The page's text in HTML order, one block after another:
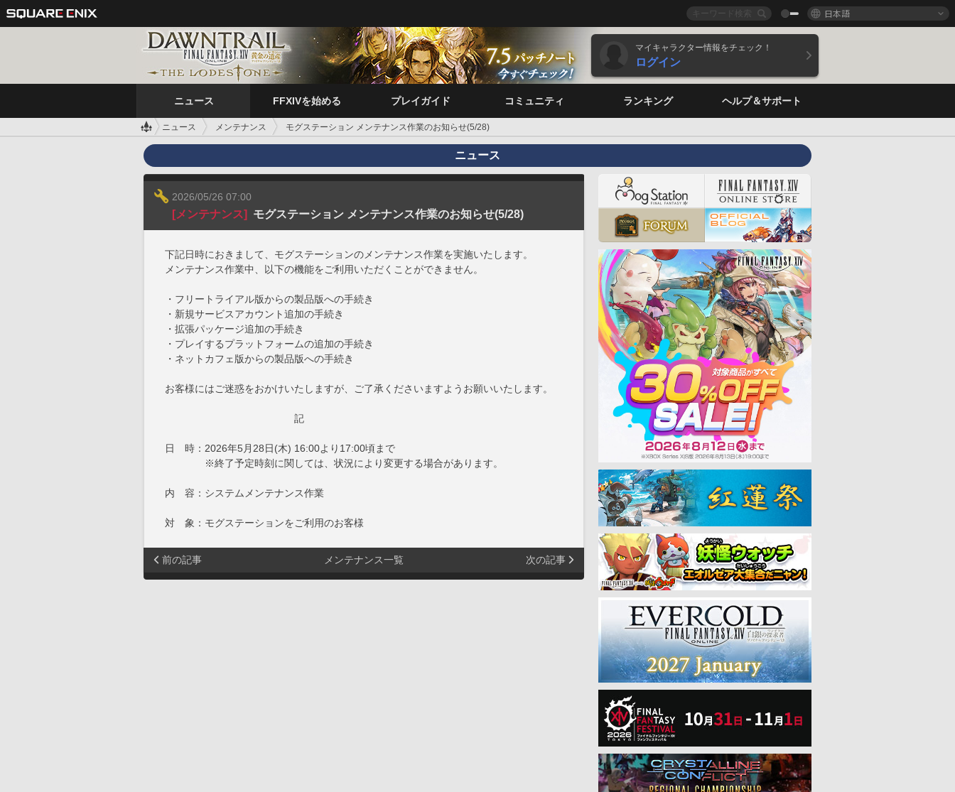
日本語
マイキャラクター情報をチェック！
ログイン
ニュース FFXIVを始める プレイガイド コミュニティ ランキング ヘルプ＆サポート
ニュース メンテナンス モグステーション メンテナンス作業のお知らせ(5/28)
ニュース
2026/05/26 07:00
[メンテナンス] モグステーション メンテナンス作業のお知らせ(5/28)
下記日時におきまして、モグステーションのメンテナンス作業を実施いたします。
メンテナンス作業中、以下の機能をご利用いただくことができません。
・フリートライアル版からの製品版への手続き
・新規サービスアカウント追加の手続き
・拡張パッケージ追加の手続き
・プレイするプラットフォームの追加の手続き
・ネットカフェ版からの製品版への手続き
お客様にはご迷惑をおかけいたしますが、ご了承くださいますようお願いいたします。
記
日 時：2026年5月28日(木) 16:00より17:00頃まで
※終了予定時刻に関しては、状況により変更する場合があります。
内 容：システムメンテナンス作業
対 象：モグステーションをご利用のお客様
前の記事 メンテナンス一覧 次の記事